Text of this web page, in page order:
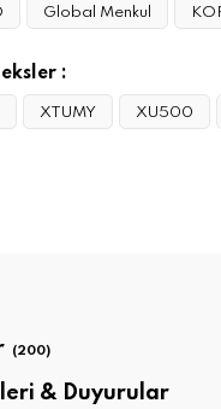
Global Menkul
:
XTUMY XU500
(200)
& Duyurular